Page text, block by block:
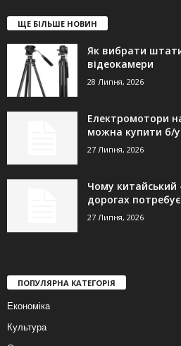
ЩЕ БІЛЬШЕ НОВИН
Як вибрати
відеокамери
28 Липня, 2026
Електромотори
можна купити б/у
27 Липня, 2026
Чому китайський
дорогах
27 Липня, 2026
ПОПУЛЯРНА КАТЕГОРІЯ
Економіка
Культура